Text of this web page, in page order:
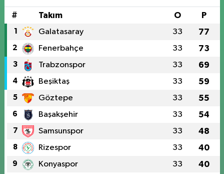
# Takım O P
1 Galatasaray 33 77
2 Fenerbahçe 33 73
3 Trabzonspor 33 69
4 Beşiktaş 33 59
5 Göztepe 33 55
6 Başakşehir 33 54
7 Samsunspor 33 48
8 Rizespor 33 40
9 Konyaspor 33 40